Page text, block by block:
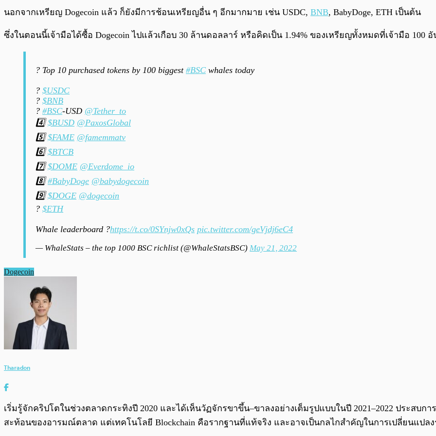
นอกจากเหรียญ Dogecoin แล้ว ก็ยังมีการช้อนเหรียญอื่น ๆ อีกมากมาย เช่น USDC, BNB, BabyDoge, ETH เป็นต้น
ซึ่งในตอนนี้เจ้ามือได้ซื้อ Dogecoin ไปแล้วเกือบ 30 ล้านดอลลาร์ หรือคิดเป็น 1.94% ของเหรียญทั้งหมดที่เจ้ามือ 100
? Top 10 purchased tokens by 100 biggest #BSC whales today
? $USDC
? $BNB
? #BSC-USD @Tether_to
4️⃣$BUSD @PaxosGlobal
5️⃣$FAME @famemmatv
6️⃣$BTCB
7️⃣$DOME @Everdome_io
8️⃣#BabyDoge @babydogecoin
9️⃣$DOGE @dogecoin
? $ETH
Whale leaderboard ?https://t.co/0SYnjw0xQs pic.twitter.com/geVjdj6eC4
— WhaleStats – the top 1000 BSC richlist (@WhaleStatsBSC) May 21, 2022
Dogecoin
Tharadon
เริ่มรู้จักคริปโตในช่วงตลาดกระทิงปี 2020 และได้เห็นวัฏจักรขาขึ้น–ขาลงอย่างเต็มรูปแบบในปี 2021–2022 ประสบก
สะท้อนของอารมณ์ตลาด แต่เทคโนโลยี Blockchain คือรากฐานที่แท้จริง และอาจเป็นกลไกสำคัญในการเปลี่ยนแปล